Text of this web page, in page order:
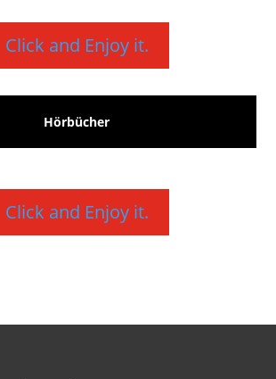
Click and Enjoy it.
Hörbücher
Click and Enjoy it.